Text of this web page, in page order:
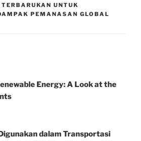
UNTUK
PEMANASAN GLOBAL
Energy: A Look at the
dalam Transportasi